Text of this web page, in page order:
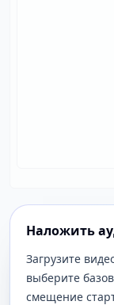
Наложить
Загрузите
выберите
смещение